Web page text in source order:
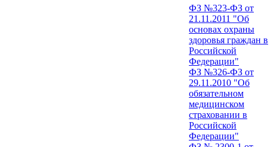
ФЗ №323-ФЗ от
21.11.2011 "Об
основах охраны
здоровья граждан в
Российской
Федерации"
ФЗ №326-ФЗ от
29.11.2010 "Об
обязательном
медицинском
страховании в
Российской
Федерации"